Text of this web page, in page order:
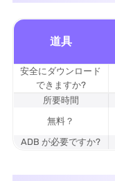
道具
安全にダウンロード
できますか?
所要時間
無料？
ADB が必要ですか?